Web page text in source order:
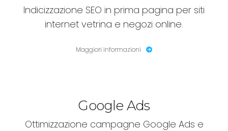
Indicizzazione SEO in prima pagina per siti
internet vetrina e negozi online.
Maggiori informazioni
Google Ads
Ottimizzazione campagne Google Ads e